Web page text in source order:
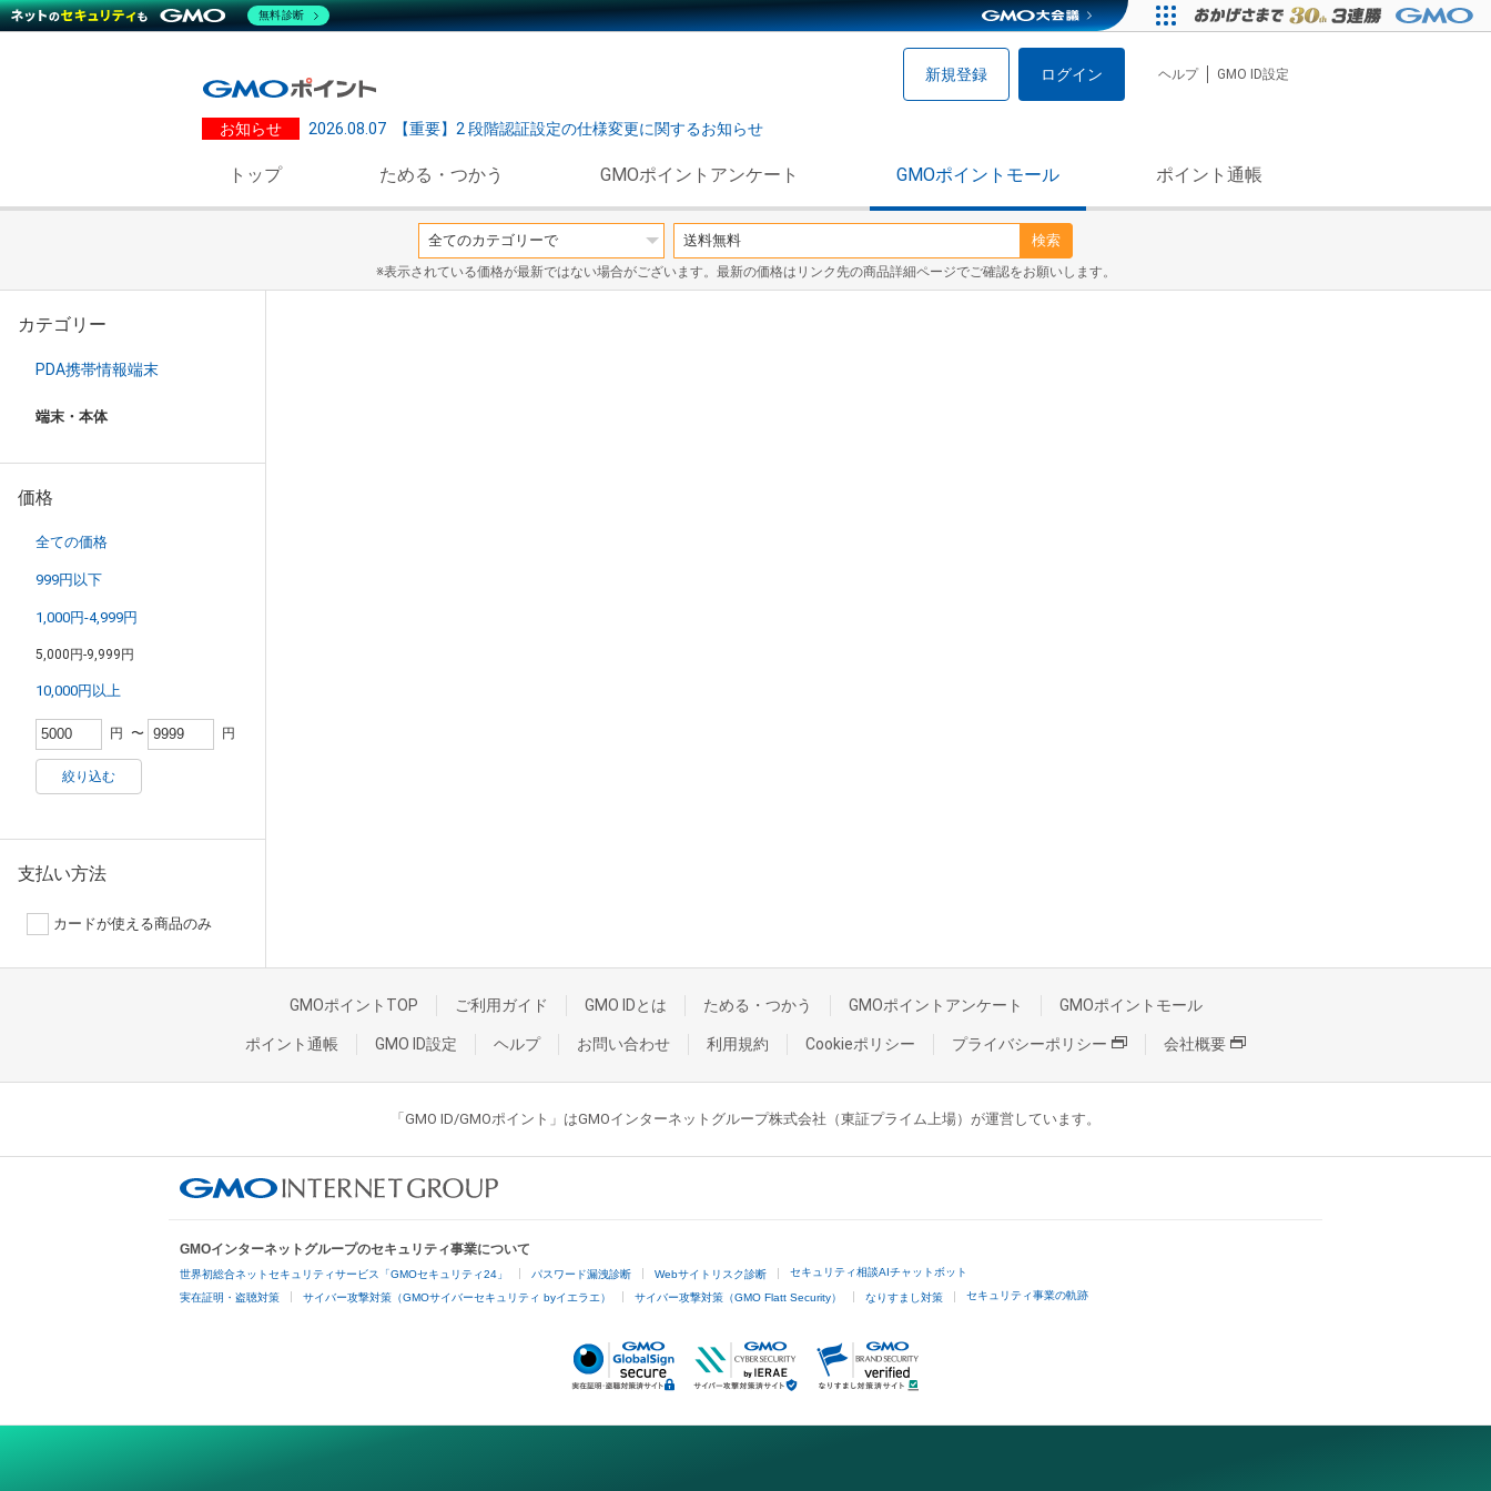
新規登録 ログイン ヘルプ GMO ID設定
お知らせ 2026.08.07 【重要】2 段階認証設定の仕様変更に関するお知らせ
トップ ためる・つかう GMOポイントアンケート GMOポイントモール ポイント通帳
検索
※表示されている価格が最新ではない場合がございます。最新の価格はリンク先の商品詳細ページでご確認をお願いします。
カテゴリー
PDA携帯情報端末
端末・本体
価格
全ての価格
999円以下
1,000円-4,999円
5,000円-9,999円
10,000円以上
円 〜 円
絞り込む
支払い方法
カードが使える商品のみ
GMOポイントTOP ご利用ガイド GMO IDとは ためる・つかう GMOポイントアンケート GMOポイントモール
ポイント通帳 GMO ID設定 ヘルプ お問い合わせ 利用規約 Cookieポリシー プライバシーポリシー 会社概要
「GMO ID/GMOポイント」はGMOインターネットグループ株式会社（東証プライム上場）が運営しています。
GMOインターネットグループのセキュリティ事業について
世界初総合ネットセキュリティサービス「GMOセキュリティ24」 パスワード漏洩診断 Webサイトリスク診断 セキュリティ相談AIチャットボット
実在証明・盗聴対策 サイバー攻撃対策（GMOサイバーセキュリティ byイエラエ） サイバー攻撃対策（GMO Flatt Security） なりすまし対策 セキュリティ事業の軌跡
無料診断